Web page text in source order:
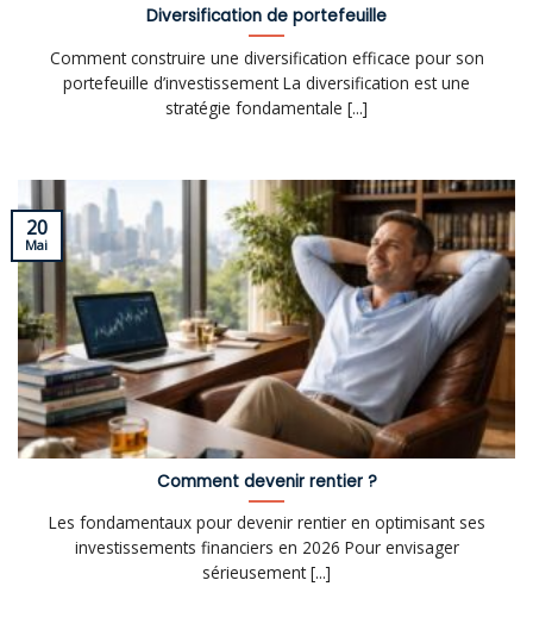
Diversification de portefeuille
Comment construire une diversification efficace pour son
portefeuille d’investissement La diversification est une
stratégie fondamentale [...]
Comment devenir rentier ?
Les fondamentaux pour devenir rentier en optimisant ses
investissements financiers en 2026 Pour envisager
sérieusement [...]
20
Mai